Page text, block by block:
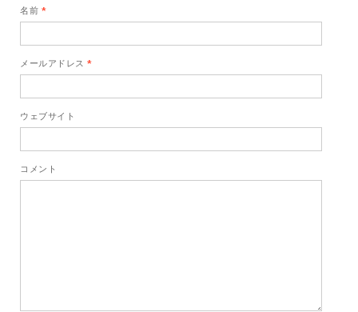
名前 *
メールアドレス*
ウェブサイト
コメント